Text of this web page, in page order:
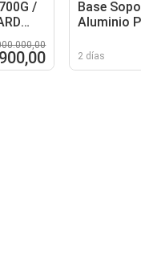
/
Base
Aluminio
2 días